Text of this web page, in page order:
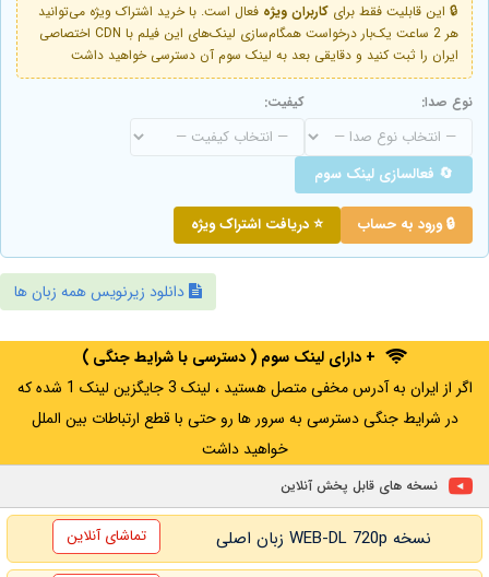
🔒 این قابلیت فقط برای کاربران ویژه فعال است. با خرید اشتراک ویژه می‌توانید
هر 2 ساعت یک‌بار درخواست همگام‌سازی لینک‌های این فیلم با CDN اختصاصی
ایران را ثبت کنید و دقایقی بعد به لینک سوم آن دسترسی خواهید داشت
نوع صدا: کیفیت:
🔄 فعالسازی لینک سوم
🔒 ورود به حساب ⭐ دریافت اشتراک ویژه
دانلود زیرنویس همه زبان ها
+ دارای لینک سوم ( دسترسی با شرایط جنگی )
اگر از ایران به آدرس مخفی متصل هستید ، لینک 3 جایگزین لینک 1 شده که
در شرایط جنگی دسترسی به سرور ها رو حتی با قطع ارتباطات بین الملل
خواهید داشت
نسخه های قابل پخش آنلاین
نسخه WEB-DL 720p زبان اصلی تماشای آنلاین